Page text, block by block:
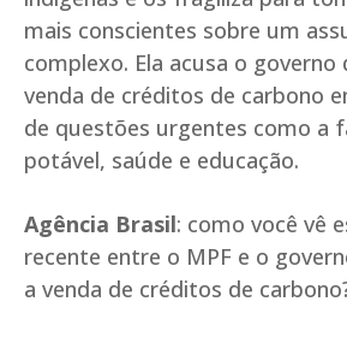
mais conscientes sobre um
complexo. Ela acusa o governo
venda de créditos de carbono
de questões urgentes como a
potável, saúde e educação.
Agência Brasil: como você vê
recente entre o MPF e o
a venda de créditos de